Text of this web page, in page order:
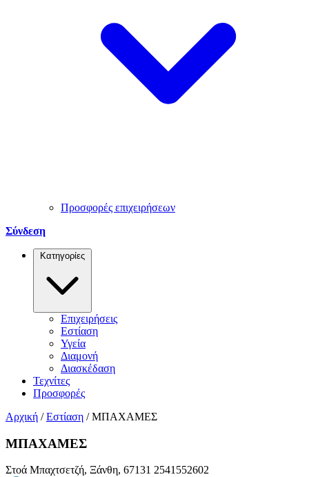
Προσφορές επιχειρήσεων
Σύνδεση
Κατηγορίες
Επιχειρήσεις
Εστίαση
Υγεία
Διαμονή
Διασκέδαση
Τεχνίτες
Προσφορές
Αρχική / Εστίαση / ΜΠΑΧΑΜΕΣ
ΜΠΑΧΑΜΕΣ
Στοά Μπαχτσετζή, Ξάνθη, 67131 2541552602